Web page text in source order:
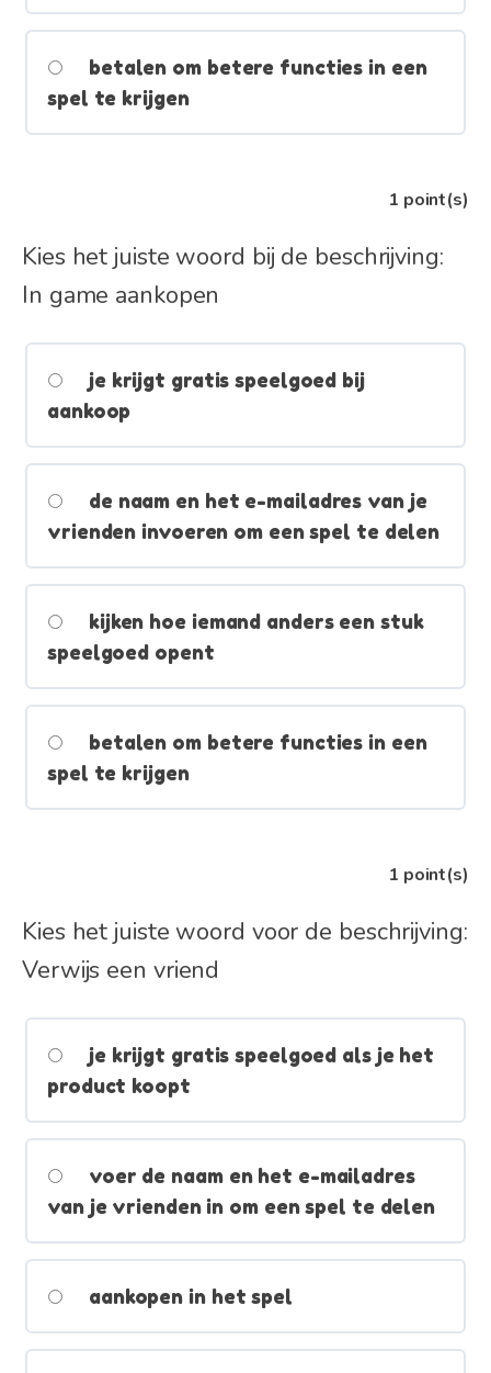
betalen om betere functies in een
spel te krijgen
1 point(s)
Kies het juiste woord bij de beschrijving:
In game aankopen
je krijgt gratis speelgoed bij
aankoop
de naam en het e-mailadres van je
vrienden invoeren om een spel te delen
kijken hoe iemand anders een stuk
speelgoed opent
betalen om betere functies in een
spel te krijgen
1 point(s)
Kies het juiste woord voor de beschrijving:
Verwijs een vriend
je krijgt gratis speelgoed als je het
product koopt
voer de naam en het e-mailadres
van je vrienden in om een spel te delen
aankopen in het spel